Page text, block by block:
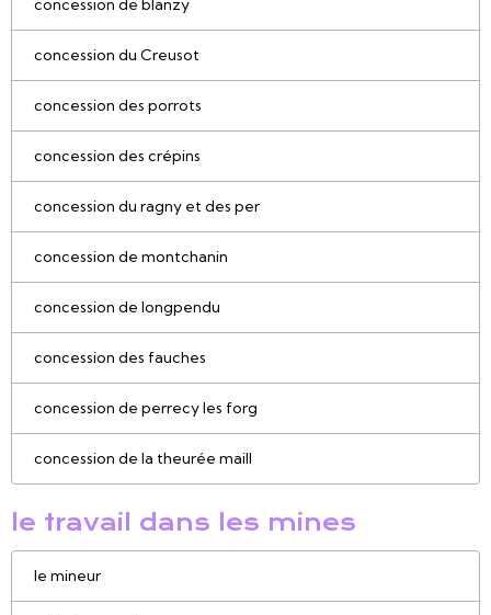
concession de blanzy
concession du Creusot
concession des porrots
concession des crépins
concession du ragny et des per
concession de montchanin
concession de longpendu
concession des fauches
concession de perrecy les forg
concession de la theurée maill
le travail dans les mines
le mineur